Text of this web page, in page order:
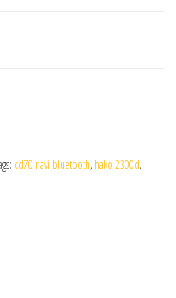
cd70 navi bluetooth, hako 2300d,